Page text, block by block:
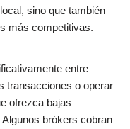
sino que también
más competitivas.
entre
transacciones o operar
ofrezca bajas
brókers cobran